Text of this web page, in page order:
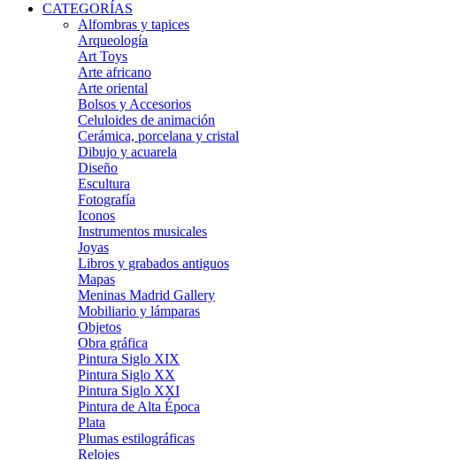
CATEGORÍAS
Alfombras y tapices
Arqueología
Art Toys
Arte africano
Arte oriental
Bolsos y Accesorios
Celuloides de animación
Cerámica, porcelana y cristal
Dibujo y acuarela
Diseño
Escultura
Fotografía
Iconos
Instrumentos musicales
Joyas
Libros y grabados antiguos
Mapas
Meninas Madrid Gallery
Mobiliario y lámparas
Objetos
Obra gráfica
Pintura Siglo XIX
Pintura Siglo XX
Pintura Siglo XXI
Pintura de Alta Época
Plata
Plumas estilográficas
Relojes